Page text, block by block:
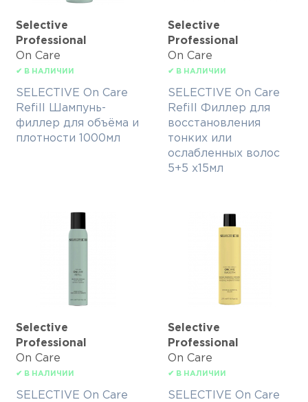
Selective
Professional
On Care
✔ В НАЛИЧИИ
SELECTIVE On Care
Refill Шампунь-
филлер для объёма и
плотности 1000мл
Selective
Professional
On Care
✔ В НАЛИЧИИ
SELECTIVE On Care
Refill Филлер для
восстановления
тонких или
ослабленных волос
5+5 х15мл
Selective
Professional
On Care
✔ В НАЛИЧИИ
SELECTIVE On Care
Selective
Professional
On Care
✔ В НАЛИЧИИ
SELECTIVE On Care